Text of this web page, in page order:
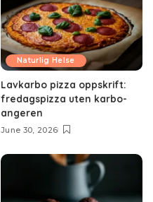
Naturlig Helse
Lavkarbo pizza oppskrift:
fredagspizza uten karbo-
angeren
June 30, 2026